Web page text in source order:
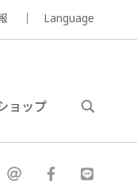
Language
ョップ